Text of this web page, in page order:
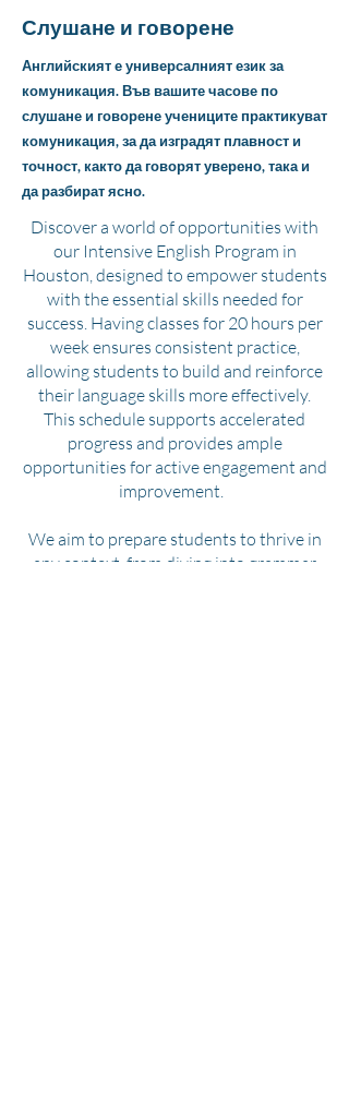
Слушане и говорене
Английският е универсалният език за
комуникация. Във вашите часове по
слушане и говорене учениците практикуват
комуникация, за да изградят плавност и
точност, както да говорят уверено, така и
да разбират ясно.
Discover a world of opportunities with
our Intensive English Program in
Houston, designed to empower students
with the essential skills needed for
success. Having classes for 20 hours per
week ensures consistent practice,
allowing students to build and reinforce
their language skills more effectively.
This schedule supports accelerated
progress and provides ample
opportunities for active engagement and
improvement.
We aim to prepare students to thrive in
any context, from diving into grammar